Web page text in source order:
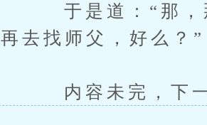
于是道：“那，那
再去找师父，好么？”
内容未完，下一